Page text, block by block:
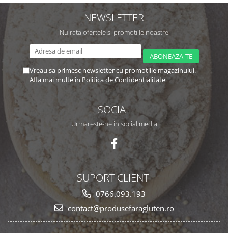
NEWSLETTER
Nu rata ofertele si promotiile noastre
Vreau sa primesc newsletter cu promotiile magazinului.
Afla mai multe in Politica de Confidentialitate
SOCIAL
Urmareste-ne in social media
SUPORT CLIENTI
0766.093.193
contact@produsefaragluten.ro